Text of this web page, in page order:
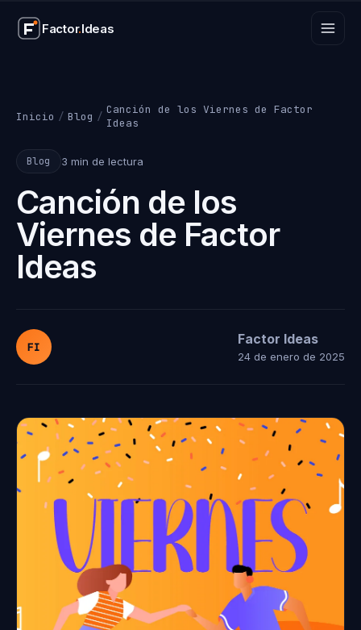
Factor.Ideas
Factor.Ideas
Inicio / Blog / Canción de los Viernes de Factor
Ideas
Blog 3 min de lectura
Canción de los
Viernes de Factor
Ideas
FI Factor Ideas
24 de enero de 2025